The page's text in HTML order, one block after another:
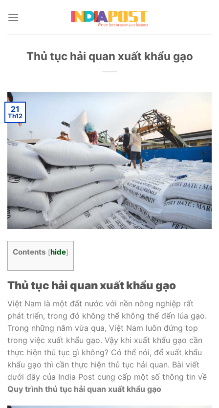
Thủ tục hải quan xuất khẩu gạo
21
Th12
Contents [hide]
Thủ tục hải quan xuất khẩu gạo
Việt Nam là một đất nước với nền nông nghiệp rất
phát triển, trong đó không thể không thể đến lúa gạo.
Trong những năm vừa qua, Việt Nam luôn đứng top
trong việc xuất khẩu gạo. Vậy khi xuất khẩu gạo cần
thực hiện thủ tục gì không? Có thể nói, để xuất khẩu
khẩu gạo thì cần thực hiện thủ tục hải quan. Bài viết
dưới đây của India Post cung cấp một số thông tin về
Quy trình thủ tục hải quan xuất khẩu gạo